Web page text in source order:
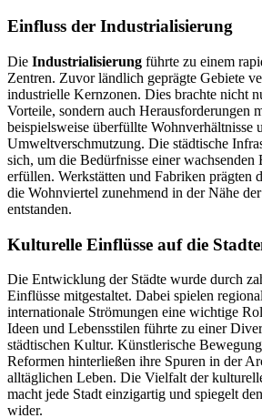
Einfluss der Industrialisierung
Die Industrialisierung führte zu einem
Zentren. Zuvor ländlich geprägte Gebiete
industrielle Kernzonen. Dies brachte nicht
Vorteile, sondern auch Herausforderungen
beispielsweise überfüllte Wohnverhältnisse
Umweltverschmutzung. Die städtische
sich, um die Bedürfnisse einer wachsenden
erfüllen. Werkstätten und Fabriken prägten
die Wohnviertel zunehmend in der Nähe
entstanden.
Kulturelle Einflüsse auf die
Die Entwicklung der Städte wurde durch
Einflüsse mitgestaltet. Dabei spielen
internationale Strömungen eine wichtige
Ideen und Lebensstilen führte zu einer
städtischen Kultur. Künstlerische
Reformen hinterließen ihre Spuren in der
alltäglichen Leben. Die Vielfalt der
macht jede Stadt einzigartig und spiegelt
wider.